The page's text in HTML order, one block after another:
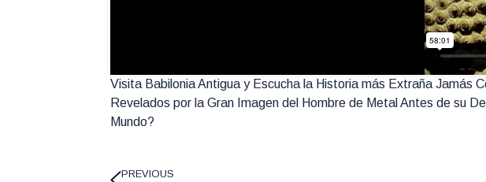
Visita Babilonia Antigua y Escucha la Historia más Extraña Jamás
Revelados por la Gran Imagen del Hombre de Metal Antes de su
Mundo?
PREVIOUS